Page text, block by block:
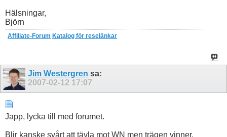
Hälsningar,
Björn
Affiliate-Forum Katalog för reselänkar
Jim Westergren sa:
2007-02-12 17:07
Japp, lycka till med forumet.
Blir kanske svårt att tävla mot WN men trägen vinner.